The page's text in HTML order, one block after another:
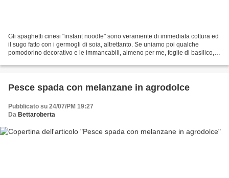
Gli spaghetti cinesi "instant noodle" sono veramente di immediata cottura ed
il sugo fatto con i germogli di soia, altrettanto. Se uniamo poi qualche
pomodorino decorativo e le immancabili, almeno per me, foglie di basilico,
Pesce spada con melanzane in agrodolce
Pubblicato su 24/07/PM 19:27
Da Bettaroberta